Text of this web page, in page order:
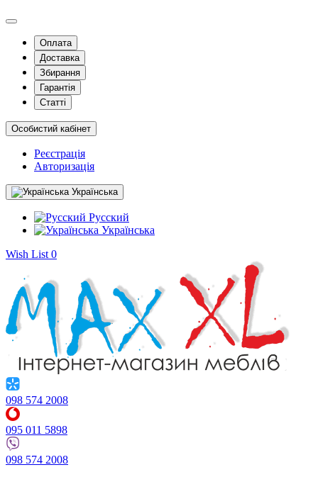
Оплата
Доставка
Збирання
Гарантія
Статті
Особистий кабінет
Реєстрація
Авторизація
Українська
Русский
Українська
Wish List 0
098 574 2008
095 011 5898
098 574 2008